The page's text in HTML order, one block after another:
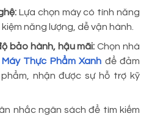
Lựa chọn máy có tính năng
năng lượng, dễ vận hành.
bảo hành, hậu mãi:Chọn nhà
Máy Thực Phẩm Xanh để đảm
nhận được sự hỗ trợ kỹ
nhắc ngân sách để tìm kiếm